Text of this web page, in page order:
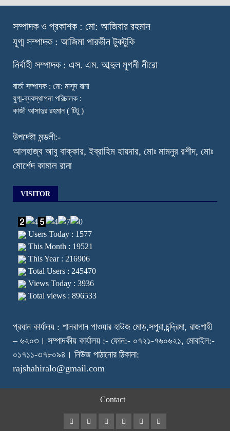
সম্পাদক ও প্রকাশক : মো: আজিবার রহমান
যুগ্ম সম্পাদক : আজিমা পারভীন টুকটুকি
নির্বাহী সম্পাদক : এস. এম. আব্দুল মুগনী নীরো
বার্তা সম্পাদক : মো: মাসুদ রানা
যুগ্ম-ব্যবস্থাপনা পরিচালক :
কাজী আসাদুর রহমান ( টিটু )
উপদেষ্টা মন্ডলী:-
আলহাজ্ব আবু বাক্কার, ইব্রাহিম হায়দার, মোঃ মামনুর রশীদ, মোঃ
মোর্শেদ কামাল রানা
VISITOR
Users Today : 1577
This Month : 19521
This Year : 216906
Total Users : 245470
Views Today : 3936
Total views : 896533
প্রধান কার্যালয় : শালবাগান পাওয়ার হাউজ মোড়,সপুরা,চন্দ্রিমা, রাজশাহী
– ৬২০৩। সম্পাদকীয় কার্যালয় :- ফোন:- ০৭২১-৭৬০৬২১, মোবাইল:-
০১৭১১-৩৭৮০৯৪। নিউজ পাঠানোর ঠিকানা:
rajshahiralo@gmail.com
Contact
Facebook
TwitterInstagram
Youtube
VK LinkedIn